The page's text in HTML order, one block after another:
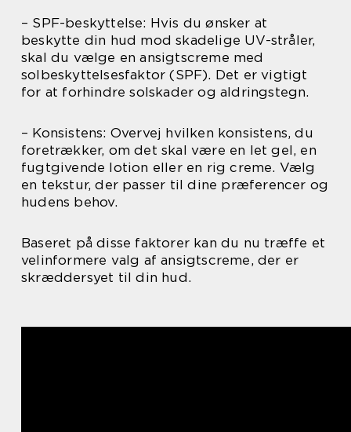
– SPF-beskyttelse: Hvis du ønsker at
beskytte din hud mod skadelige UV-stråler,
skal du vælge en ansigtscreme med
solbeskyttelsesfaktor (SPF). Det er vigtigt
for at forhindre solskader og aldringstegn.
– Konsistens: Overvej hvilken konsistens, du
foretrækker, om det skal være en let gel, en
fugtgivende lotion eller en rig creme. Vælg
en tekstur, der passer til dine præferencer og
hudens behov.
Baseret på disse faktorer kan du nu træffe et
velinformere valg af ansigtscreme, der er
skræddersyet til din hud.